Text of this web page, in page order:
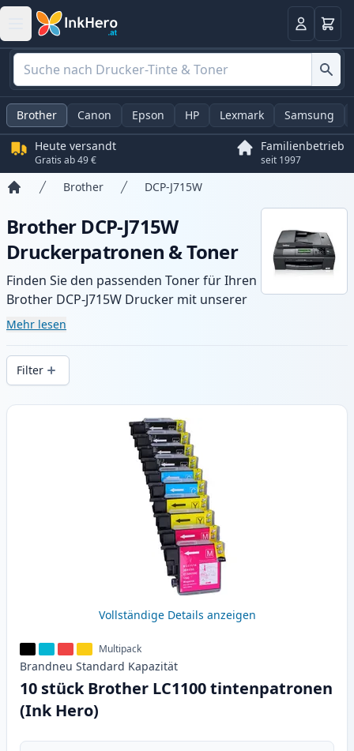
Anmelden
Brother Canon Epson HP Lexmark Samsung
Heute versandt
Gratis ab 49 €
Familienbetrieb
seit 1997
Brother DCP-J715W
Brother DCP-J715W
Druckerpatronen & Toner
Finden Sie den passenden Toner für Ihren
Brother DCP-J715W Drucker mit unserer
Auswahl an kompatiblen und XL-Patronen.
Druckqualität und schnellem Versand aus
lokalem Lager in .
Mehr lesen
Filter
Produkte
Vollständige Details anzeigen
Multipack
Brandneu Standard Kapazität
10 stück Brother LC1100 tintenpatronen
(Ink Hero)